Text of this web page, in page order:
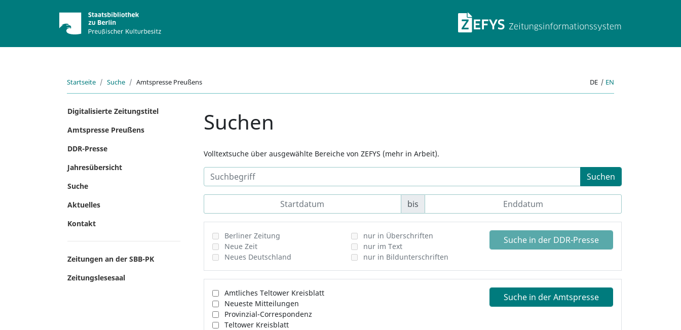
ZEFYS
Startseite Suche Amtspresse Preußens DE | EN
Digitalisierte Zeitungstitel
Amtspresse Preußens
DDR-Presse
Jahresübersicht
Suche
Aktuelles
Kontakt
Zeitungen an der SBB-PK
Zeitungslesesaal
Suchen
Volltextsuche über ausgewählte Bereiche von ZEFYS (mehr in Arbeit).
Suchen
bis
Berliner Zeitung
Neue Zeit
Neues Deutschland
nur in Überschriften
nur im Text
nur in Bildunterschriften
Suche in der DDR-Presse
Amtliches Teltower Kreisblatt
Neueste Mitteilungen
Provinzial-Correspondenz
Teltower Kreisblatt
Suche in der Amtspresse